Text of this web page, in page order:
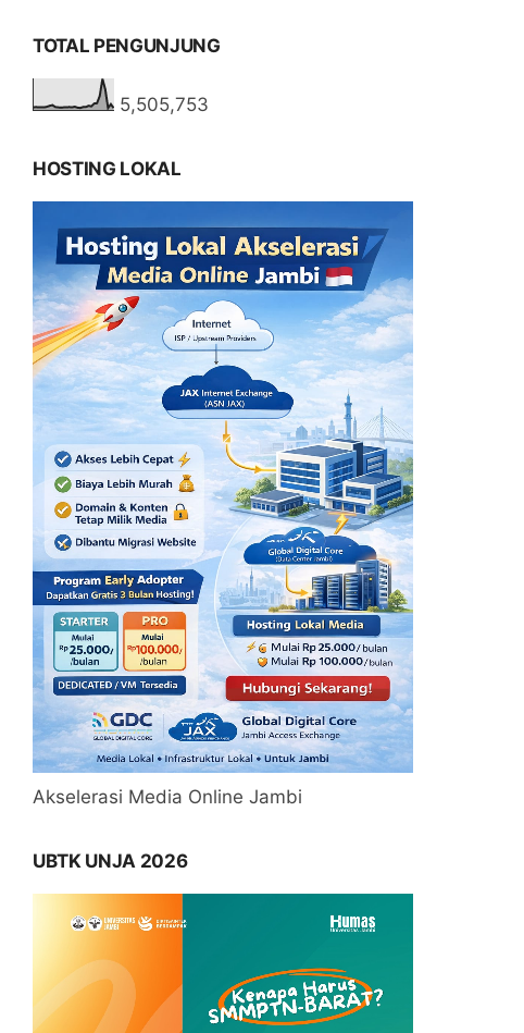
TOTAL PENGUNJUNG
5,505,753
HOSTING LOKAL
Akselerasi Media Online Jambi
UBTK UNJA 2026